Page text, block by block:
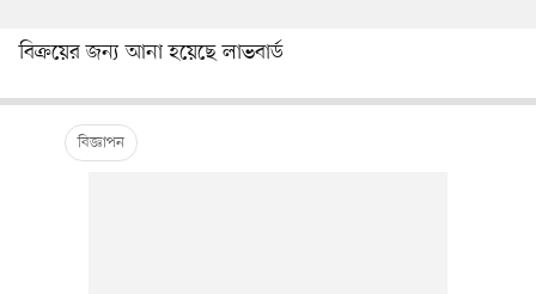
বিক্রয়ের জন্য আনা হয়েছে লাভবার্ড